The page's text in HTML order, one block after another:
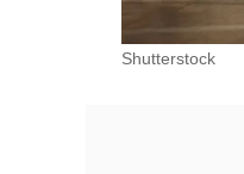
Shutterstock